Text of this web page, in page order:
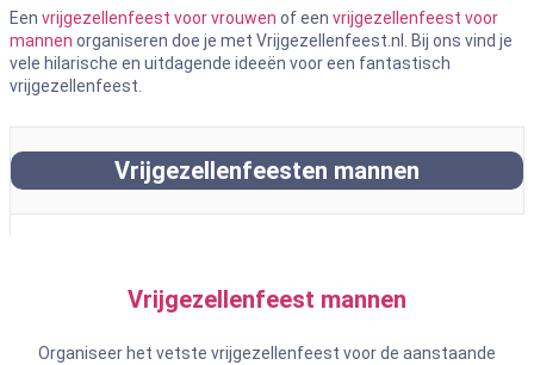
Een vrijgezellenfeest voor vrouwen of een vrijgezellenfeest voor
mannen organiseren doe je met Vrijgezellenfeest.nl. Bij ons vind je
vele hilarische en uitdagende ideeën voor een fantastisch
vrijgezellenfeest.
Vrijgezellenfeesten mannen
Vrijgezellenfeest mannen
Organiseer het vetste vrijgezellenfeest voor de aanstaande